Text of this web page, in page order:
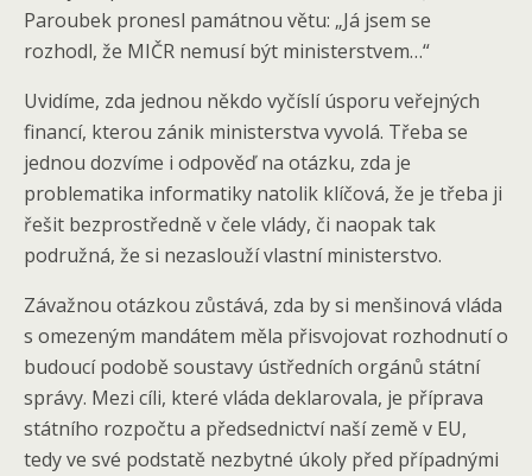
Paroubek pronesl památnou větu: „Já jsem se
rozhodl, že MIČR nemusí být ministerstvem…“
Uvidíme, zda jednou někdo vyčíslí úsporu veřejných
financí, kterou zánik ministerstva vyvolá. Třeba se
jednou dozvíme i odpověď na otázku, zda je
problematika informatiky natolik klíčová, že je třeba ji
řešit bezprostředně v čele vlády, či naopak tak
podružná, že si nezaslouží vlastní ministerstvo.
Závažnou otázkou zůstává, zda by si menšinová vláda
s omezeným mandátem měla přisvojovat rozhodnutí o
budoucí podobě soustavy ústředních orgánů státní
správy. Mezi cíli, které vláda deklarovala, je příprava
státního rozpočtu a předsednictví naší země v EU,
tedy ve své podstatě nezbytné úkoly před případnými